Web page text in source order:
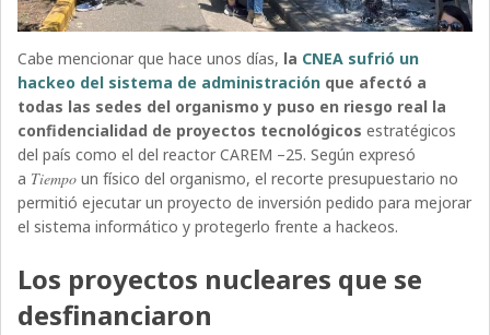
Cabe mencionar que hace unos días, la CNEA sufrió un
hackeo del sistema de administración que afectó a
todas las sedes del organismo y puso en riesgo real la
confidencialidad de proyectos tecnológicos estratégicos
del país como el del reactor CAREM –25. Según expresó
a Tiempo un físico del organismo, el recorte presupuestario no
permitió ejecutar un proyecto de inversión pedido para mejorar
el sistema informático y protegerlo frente a hackeos.
Los proyectos nucleares que se
desfinanciaron